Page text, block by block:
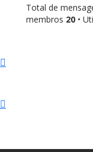
Total de
membros 20 •